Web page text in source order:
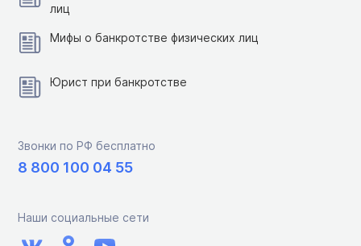
лиц
Мифы о банкротстве физических лиц
Юрист при банкротстве
Звонки по РФ бесплатно
8 800 100 04 55
Наши социальные сети